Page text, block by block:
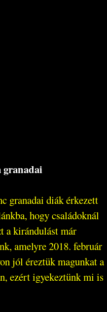
granadai
granadai diák érkezett
hogy családoknál
a kirándulást már
amelyre 2018. február
jól éreztük magunkat a
ezért igyekeztünk mi is